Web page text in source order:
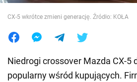
Jedzenie
CX-5 wkrótce zmieni generację. Źródło: KOŁA
Niedrogi crossover Mazda CX-5
popularny wśród kupujących.